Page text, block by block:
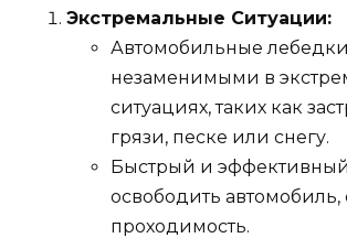
Экстремальные Ситуации:
Автомобильные
незаменимыми в
ситуациях, таких как
грязи, песке или снегу.
Быстрый и
освободить автомобиль,
проходимость.